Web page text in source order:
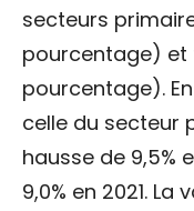
secteurs
pourcentage) et
pourcentage).
celle du secteur
hausse de 9,5%
9,0% en 2021.